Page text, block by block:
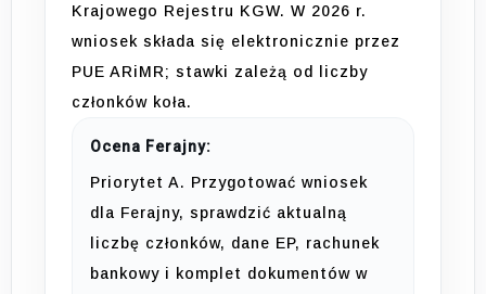
Krajowego Rejestru KGW. W 2026 r.
wniosek składa się elektronicznie przez
PUE ARiMR; stawki zależą od liczby
członków koła.
Ocena Ferajny:
Priorytet A. Przygotować wniosek
dla Ferajny, sprawdzić aktualną
liczbę członków, dane EP, rachunek
bankowy i komplet dokumentów w